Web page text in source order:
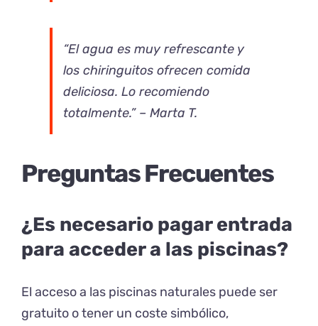
“El agua es muy refrescante y
los chiringuitos ofrecen comida
deliciosa. Lo recomiendo
totalmente.” – Marta T.
Preguntas Frecuentes
¿Es necesario pagar entrada
para acceder a las piscinas?
El acceso a las piscinas naturales puede ser
gratuito o tener un coste simbólico,